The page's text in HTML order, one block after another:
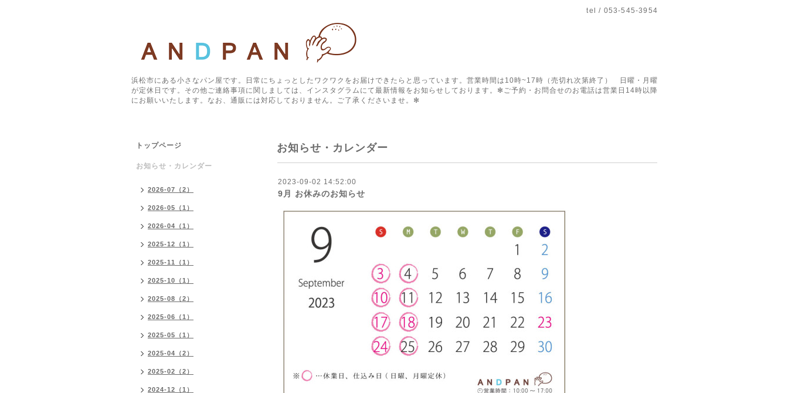
tel / 053-545-3954
浜松市にある小さなパン屋です。日常にちょっとしたワクワクをお届けできたらと思っています。営業時間は10時~17時（売切れ次第終了） 日曜・月曜
が定休日です。その他ご連絡事項に関しましては、インスタグラムにて最新情報をお知らせしております。✻ご予約・お問合せのお電話は営業日14時以降
にお願いいたします。なお、通販には対応しておりません。ご了承くださいませ。✻
お知らせ・カレンダー
2023-09-02 14:52:00
9月 お休みのお知らせ
トップページ
お知らせ・カレンダー
2026-07（2）
2026-05（1）
2026-04（1）
2025-12（1）
2025-11（1）
2025-10（1）
2025-08（2）
2025-06（1）
2025-05（1）
2025-04（2）
2025-02（2）
2024-12（1）